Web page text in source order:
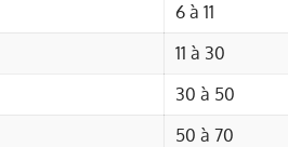
6 à 11
11 à 30
30 à 50
50 à 70